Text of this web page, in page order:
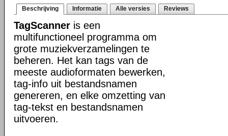
Beschrijving Informatie Alle versies Reviews
TagScanner is een
multifunctioneel programma om
grote muziekverzamelingen te
beheren. Het kan tags van de
meeste audioformaten bewerken,
tag-info uit bestandsnamen
genereren, en elke omzetting van
tag-tekst en bestandsnamen
uitvoeren.